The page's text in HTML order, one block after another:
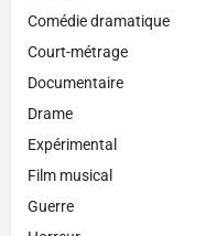
Comédie dramatique
Court-métrage
Documentaire
Drame
Expérimental
Film musical
Guerre